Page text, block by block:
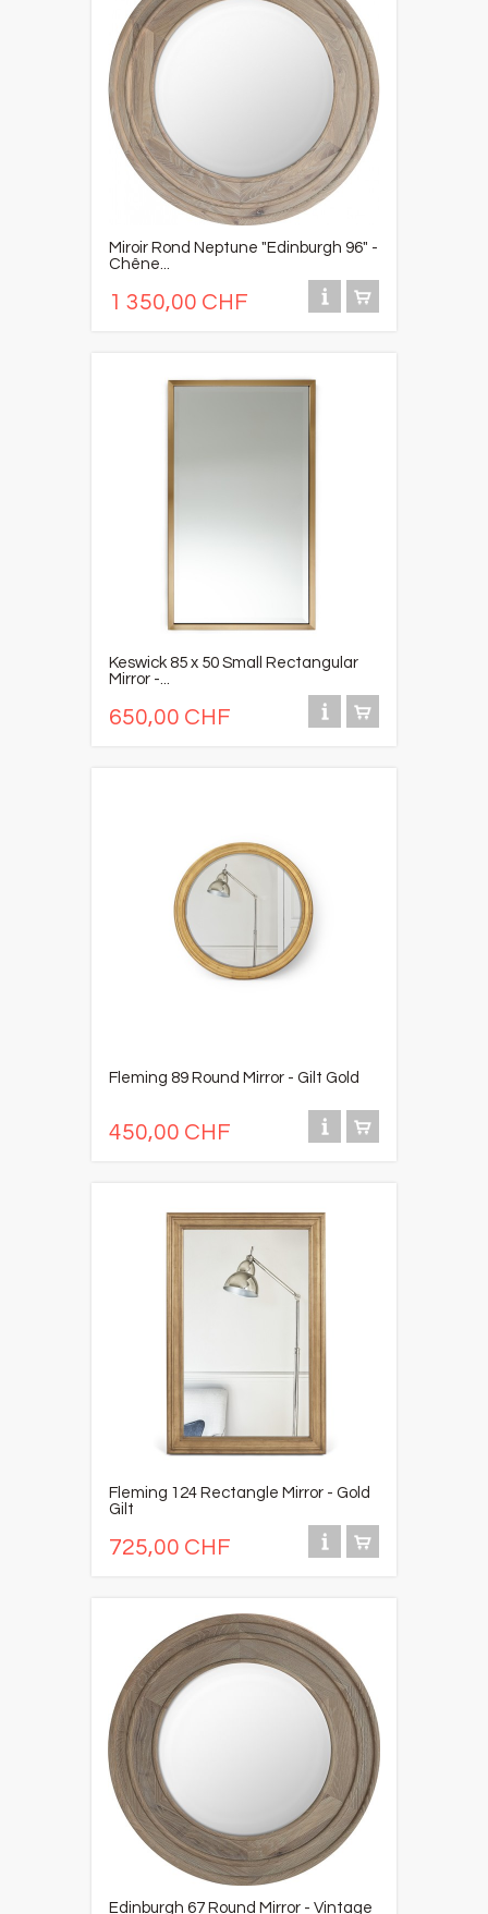
Miroir Rond Neptune "Edinburgh 96" -
Chêne...
1 350,00 CHF
Keswick 85 x 50 Small Rectangular
Mirror -...
650,00 CHF
Fleming 89 Round Mirror - Gilt Gold
450,00 CHF
Fleming 124 Rectangle Mirror - Gold
Gilt
725,00 CHF
Edinburgh 67 Round Mirror - Vintage